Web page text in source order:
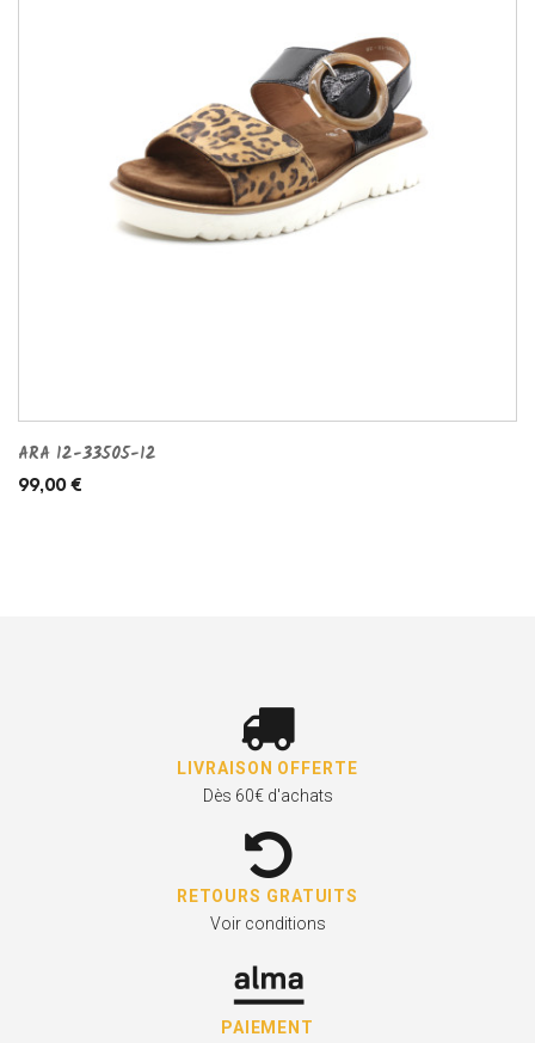
ARA 12-33505-12
99,00 €
LIVRAISON OFFERTE
Dès 60€ d'achats
RETOURS GRATUITS
Voir conditions
PAIEMENT